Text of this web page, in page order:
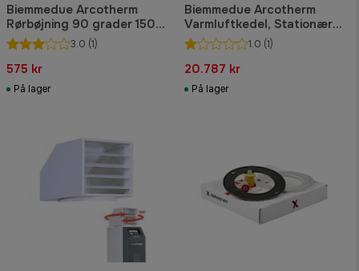
Biemmedue Arcotherm
Rørbøjning 90 grader 150
mm
3.0 (1)
575 kr
På lager
Biemmedue Arcotherm
Varmluftkedel, Stationær
Vertigo 18 1.0 (1)
20.787 kr
På lager